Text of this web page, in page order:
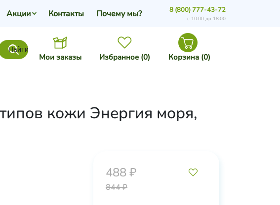
Найти
Мои заказы Избранное (0) Корзина (0)
Акции Контакты Почему мы? 8 (800) 777-43-72
с 10:00 до 18:00
кожи Энергия моря,
488 ₽
844 ₽